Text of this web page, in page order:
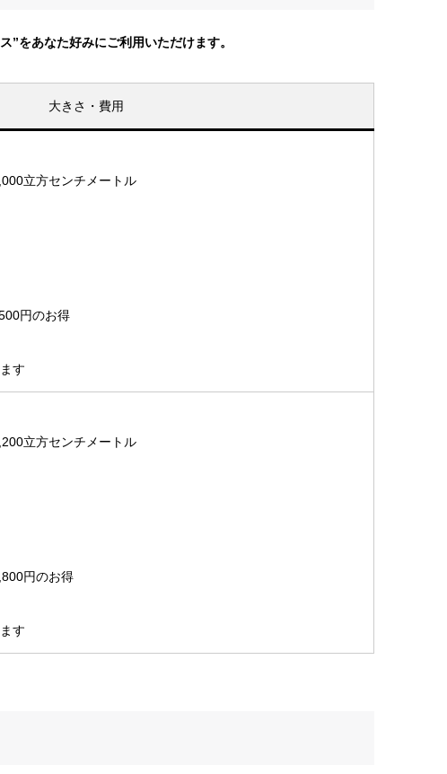
”をあなた好みにご利用いただけます。
大きさ・費用
立方センチメートル
円のお得
す
立方センチメートル
円のお得
す